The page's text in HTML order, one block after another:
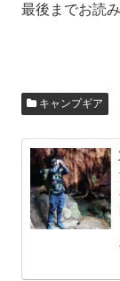
最後までお読
キャンプギア